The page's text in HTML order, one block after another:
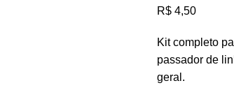
R$ 4,50
Kit completo
passador de
geral.